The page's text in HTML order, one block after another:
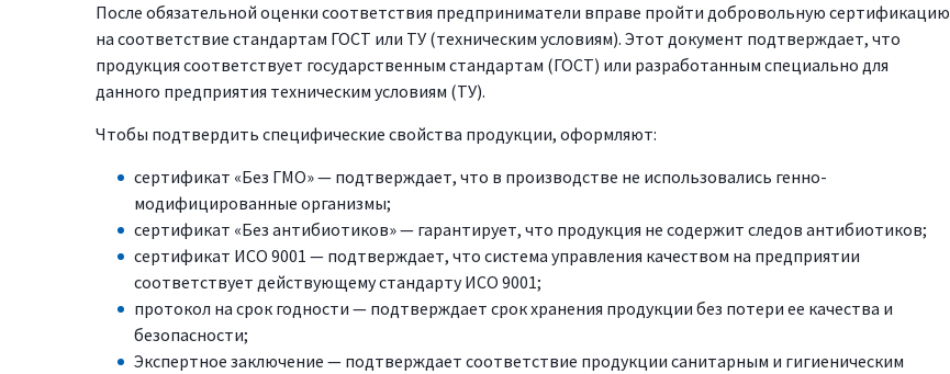
После обязательной оценки соответствия предприниматели вправе пройти добровольную сертификацию
на соответствие стандартам ГОСТ или ТУ (техническим условиям). Этот документ подтверждает, что
продукция соответствует государственным стандартам (ГОСТ) или разработанным специально для
данного предприятия техническим условиям (ТУ).
Чтобы подтвердить специфические свойства продукции, оформляют:
сертификат «Без ГМО» — подтверждает, что в производстве не использовались генно-
модифицированные организмы;
сертификат «Без антибиотиков» — гарантирует, что продукция не содержит следов антибиотиков;
сертификат ИСО 9001 — подтверждает, что система управления качеством на предприятии
соответствует действующему стандарту ИСО 9001;
протокол на срок годности — подтверждает срок хранения продукции без потери ее качества и
безопасности;
Экспертное заключение — подтверждает соответствие продукции санитарным и гигиеническим